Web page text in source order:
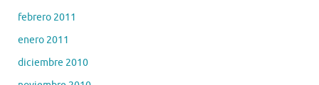
febrero 2011
enero 2011
diciembre 2010